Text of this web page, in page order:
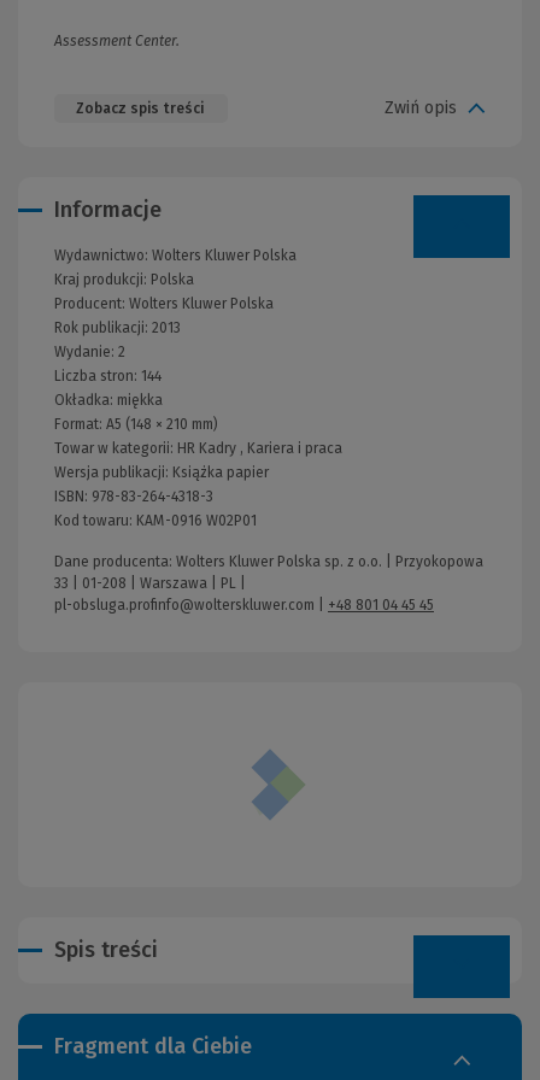
Assessment Center.
Zobacz spis treści Zwiń opis
Fragment dla Ciebie
Informacje
Wydawnictwo: Wolters Kluwer Polska
Kraj produkcji: Polska
Producent: Wolters Kluwer Polska
Rok publikacji: 2013
Wydanie: 2
Liczba stron: 144
Okładka: miękka
Format: A5 (148 × 210 mm)
Towar w kategorii: HR Kadry , Kariera i praca
Wersja publikacji: Książka papier
ISBN: 978-83-264-4318-3
Kod towaru: KAM-0916 W02P01
Dane producenta: Wolters Kluwer Polska sp. z o.o. | Przyokopowa
33 | 01-208 | Warszawa | PL |
pl-obsluga.profinfo@wolterskluwer.com
+48 801 04 45 45
Spis treści